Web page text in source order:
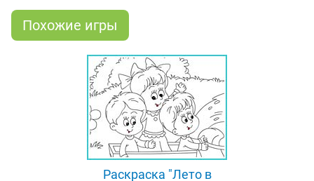
и снова!
Похожие игры
Раскраска "Лето в